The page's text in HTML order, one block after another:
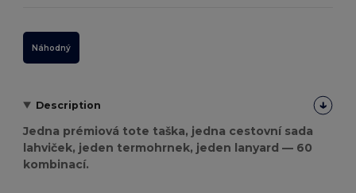
Náhodný
Description
Jedna prémiová tote taška, jedna cestovní sada
lahviček, jeden termohrnek, jeden lanyard — 60
kombinací.